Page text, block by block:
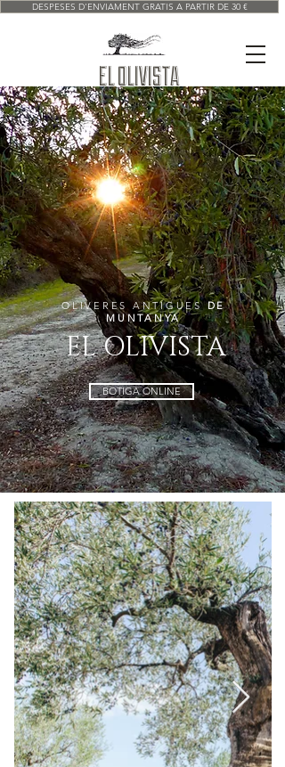
DESPESES D'ENVIAMENT GRATIS A PARTIR DE 30 €
EL OLIVISTA
EL OLIVISTA
OLIVERES ANTIGUESDE
MUNTANYA
BOTIGA ONLINE